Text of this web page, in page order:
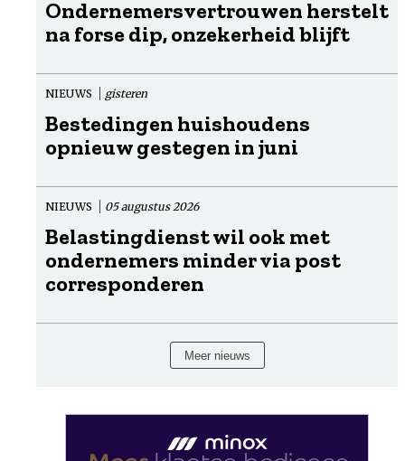
Ondernemersvertrouwen herstelt
na forse dip, onzekerheid blijft
NIEUWS gisteren
Bestedingen huishoudens
opnieuw gestegen in juni
NIEUWS 05 augustus 2026
Belastingdienst wil ook met
ondernemers minder via post
corresponderen
Meer nieuws